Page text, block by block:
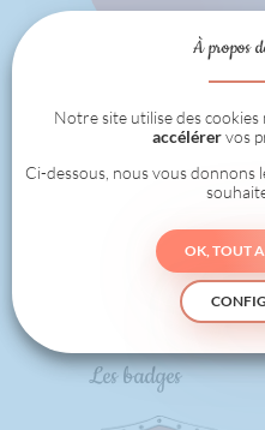
1
0
Les badges
À propos
Notre site utilise des
accélérervos
Ci-dessous, nous vous donnons
OK, TOUT